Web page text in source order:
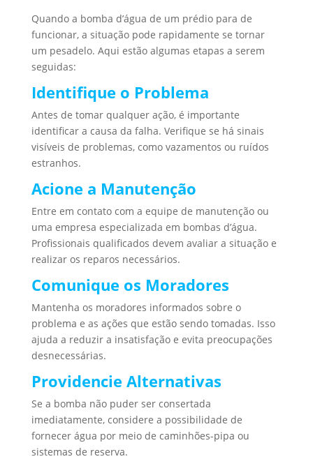
Quando a bomba d’água de um prédio para de
funcionar, a situação pode rapidamente se tornar
um pesadelo. Aqui estão algumas etapas a serem
seguidas:
Identifique o Problema
Antes de tomar qualquer ação, é importante
identificar a causa da falha. Verifique se há sinais
visíveis de problemas, como vazamentos ou ruídos
estranhos.
Acione a Manutenção
Entre em contato com a equipe de manutenção ou
uma empresa especializada em bombas d’água.
Profissionais qualificados devem avaliar a situação e
realizar os reparos necessários.
Comunique os Moradores
Mantenha os moradores informados sobre o
problema e as ações que estão sendo tomadas. Isso
ajuda a reduzir a insatisfação e evita preocupações
desnecessárias.
Providencie Alternativas
Se a bomba não puder ser consertada
imediatamente, considere a possibilidade de
fornecer água por meio de caminhões-pipa ou
sistemas de reserva.